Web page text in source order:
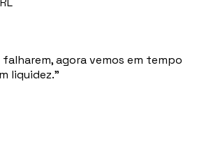
falharem, agora vemos em tempo
liquidez.”